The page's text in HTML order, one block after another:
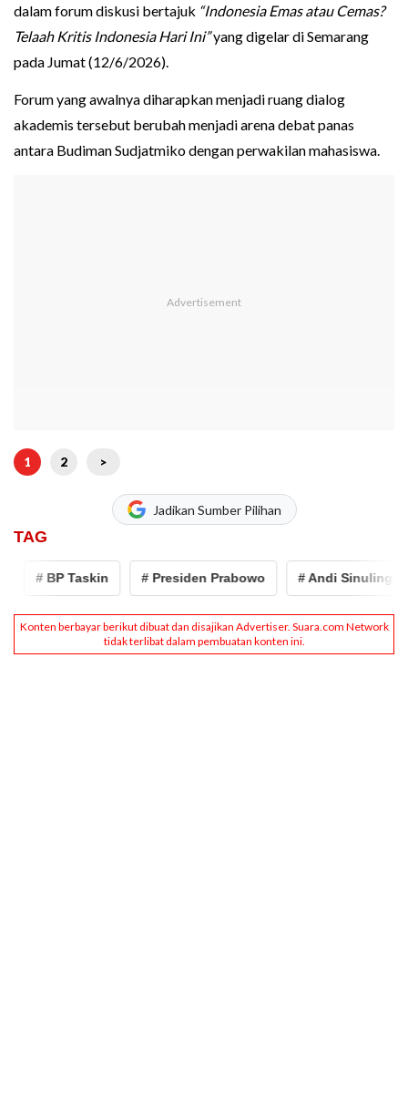
dalam forum diskusi bertajuk “Indonesia Emas atau Cemas?
Telaah Kritis Indonesia Hari Ini”yang digelar di Semarang
pada Jumat (12/6/2026).
Forum yang awalnya diharapkan menjadi ruang dialog
akademis tersebut berubah menjadi arena debat panas
antara Budiman Sudjatmiko dengan perwakilan mahasiswa.
1 2 >
Jadikan Sumber Pilihan
TAG
# BP Taskin # Presiden Prabowo # Andi Sinulingga